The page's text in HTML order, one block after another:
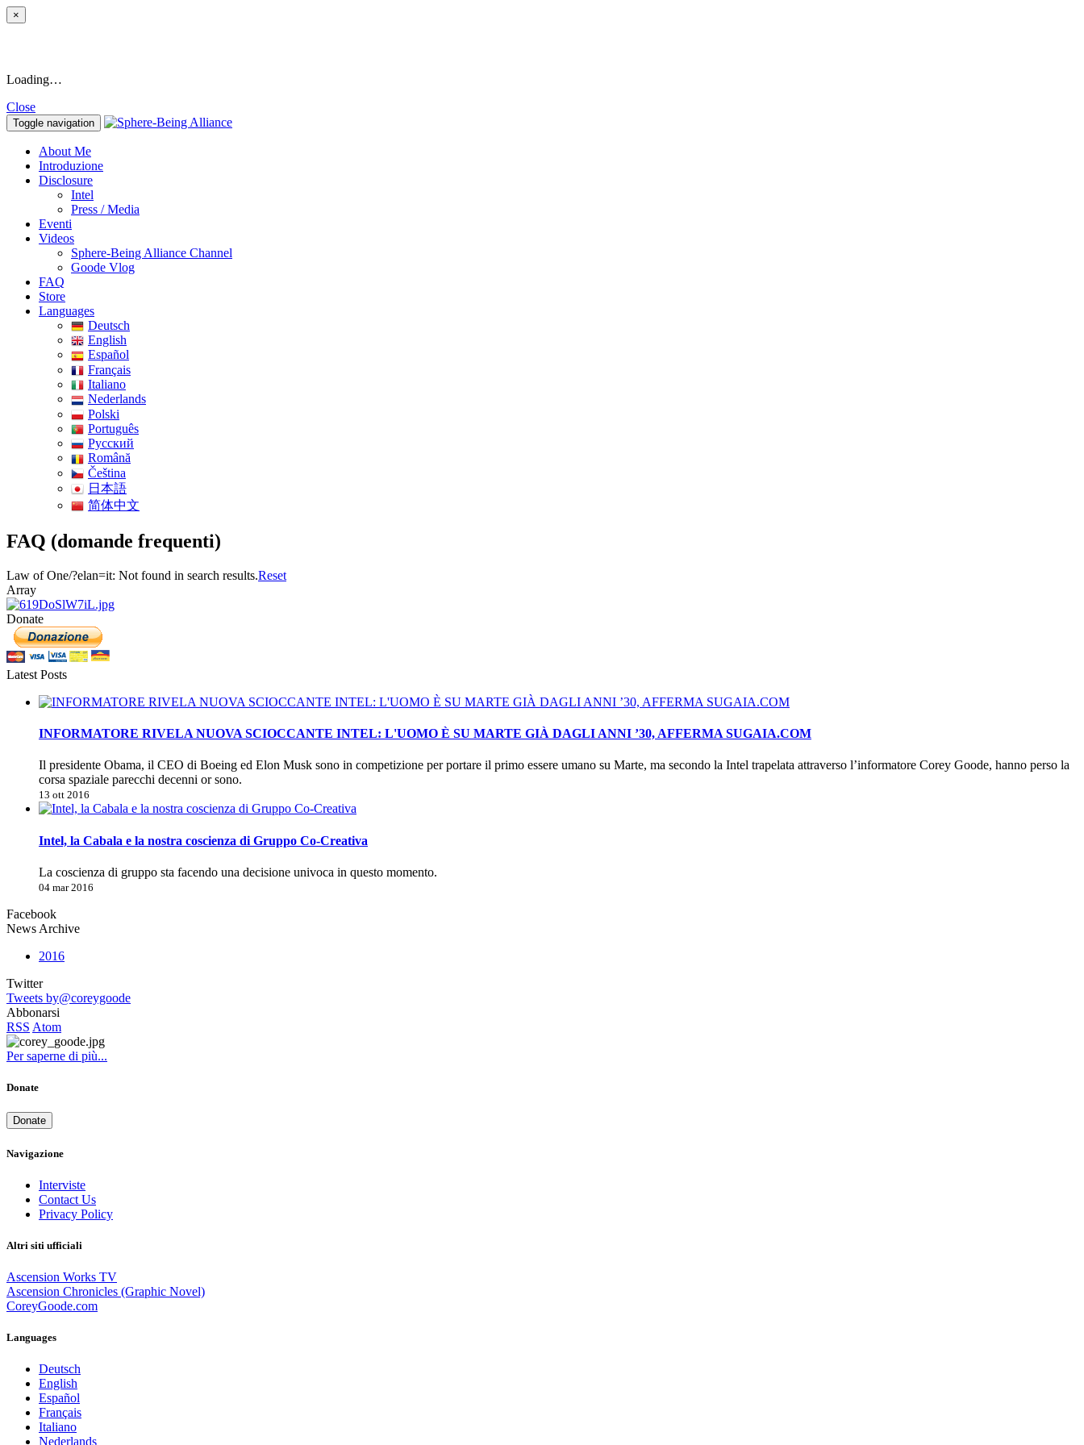
×
Loading…
Close
Toggle navigation
About Me
Introduzione
Disclosure
Intel
Press / Media
Eventi
Videos
Sphere-Being Alliance Channel
Goode Vlog
FAQ
Store
Languages
Deutsch
English
Español
Français
Italiano
Nederlands
Polski
Português
Pусский
Română
Čeština
日本語
简体中文
FAQ (domande frequenti)
Law of One/?elan=it: Not found in search results.Reset
Array
Donate
Latest Posts
INFORMATORE RIVELA NUOVA SCIOCCANTE INTEL: L'UOMO È SU MARTE GIÀ DAGLI ANNI ’30, AFFERMA SUGAIA.COM
Il presidente Obama, il CEO di Boeing ed Elon Musk sono in competizione per portare il primo essere umano su Marte, ma secondo la Intel trapelata attraverso l’informatore Corey Goode, hanno perso la
corsa spaziale parecchi decenni or sono.
13 ott 2016
Intel, la Cabala e la nostra coscienza di Gruppo Co-Creativa
La coscienza di gruppo sta facendo una decisione univoca in questo momento.
04 mar 2016
Facebook
News Archive
2016
Twitter
Tweets by@coreygoode
Abbonarsi
RSS Atom
Per saperne di più...
Donate
Donate
Navigazione
Interviste
Contact Us
Privacy Policy
Altri siti ufficiali
Ascension Works TV
Ascension Chronicles (Graphic Novel)
CoreyGoode.com
Languages
Deutsch
English
Español
Français
Italiano
Nederlands